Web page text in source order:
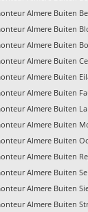
Almere Buiten
Almere Buiten
Almere Buiten
Almere Buiten
Almere Buiten
Almere Buiten
Almere Buiten
Almere Buiten
Almere Buiten
Almere Buiten
Almere Buiten
Almere Buiten
Almere Buiten